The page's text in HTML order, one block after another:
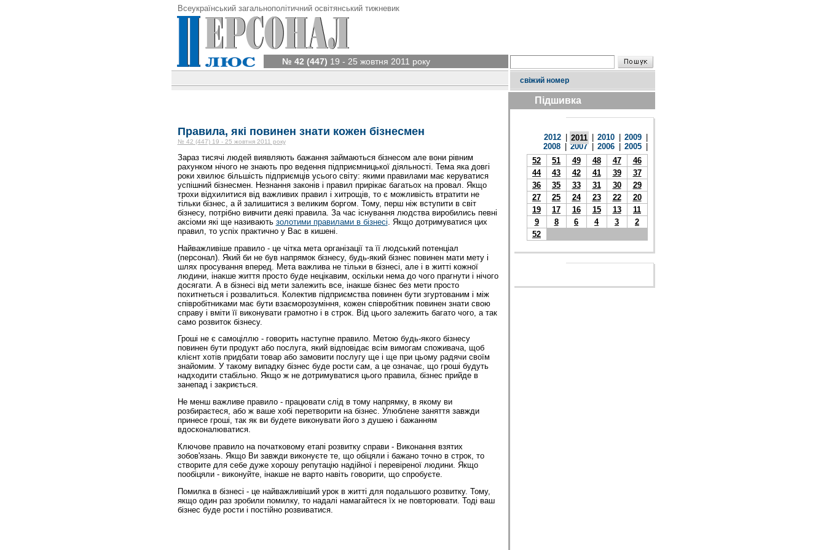
Всеукраїнський загальнополітичний освітянський тижневик
№ 42 (447) 19 - 25 жовтня 2011 року
свіжий номер
Правила, які повинен знати кожен бізнесмен
№ 42 (447) 19 - 25 жовтня 2011 року
Зараз тисячі людей виявляють бажання займаються бізнесом але вони рівним
рахунком нічого не знають про ведення підприємницької діяльності. Тема яка довгі
роки хвилює більшість підприємців усього світу: якими правилами має керуватися
успішний бізнесмен. Незнання законів і правил прирікає багатьох на провал. Якщо
трохи відхилитися від важливих правил і хитрощів, то є можливість втратити не
тільки бізнес, а й залишитися з великим боргом. Тому, перш ніж вступити в світ
бізнесу, потрібно вивчити деякі правила. За час існування людства виробились певні
аксіоми які ще називають золотими правилами в бізнесі . Якщо дотримуватися цих
правил, то успіх практично у Вас в кишені.
Найважливіше правило - це чітка мета організації та її людський потенціал
(персонал). Який би не був напрямок бізнесу, будь-який бізнес повинен мати мету і
шлях просування вперед. Мета важлива не тільки в бізнесі, але і в житті кожної
людини, інакше життя просто буде нецікавим, оскільки нема до чого прагнути і нічого
досягати. А в бізнесі від мети залежить все, інакше бізнес без мети просто
похитнеться і розвалиться. Колектив підприємства повинен бути згуртованим і між
співробітниками має бути взаєморозуміння, кожен співробітник повинен знати свою
справу і вміти її виконувати грамотно і в строк. Від цього залежить багато чого, а так
само розвиток бізнесу.
Гроші не є самоціллю - говорить наступне правило. Метою будь-якого бізнесу
повинен бути продукт або послуга, який відповідає всім вимогам споживача, щоб
клієнт хотів придбати товар або замовити послугу ще і ще при цьому радячи своїм
знайомим. У такому випадку бізнес буде рости сам, а це означає, що гроші будуть
надходити стабільно. Якщо ж не дотримуватися цього правила, бізнес прийде в
занепад і закриється.
Не менш важливе правило - працювати слід в тому напрямку, в якому ви
розбираєтеся, або ж ваше хобі перетворити на бізнес. Улюблене заняття завжди
принесе гроші, так як ви будете виконувати його з душею і бажанням
вдосконалюватися.
Ключове правило на початковому етапі розвитку справи - Виконання взятих
зобов'язань. Якщо Ви завжди виконуєте те, що обіцяли і бажано точно в строк, то
створите для себе дуже хорошу репутацію надійної і перевіреної людини. Якщо
пообіцяли - виконуйте, інакше не варто навіть говорити, що спробуєте.
Помилка в бізнесі - це найважливіший урок в житті для подальшого розвитку. Тому,
якщо один раз зробили помилку, то надалі намагайтеся їх не повторювати. Тоді ваш
бізнес буде рости і постійно розвиватися.
Підшивка
2012 2011 2010 2009
2008
2007 2006 2005
52
51 49 48 47
46
44
43 42 41 39
37
36
35 33 31 30
29
27
25 24 23 22
20
19
17 16 15 13
11
9
8 6 4 3
2
52